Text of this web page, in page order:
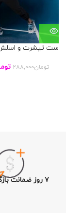
ست تیشرت و اسلش
تومان288,000
۷ روز ضمانت بازگشت وجه